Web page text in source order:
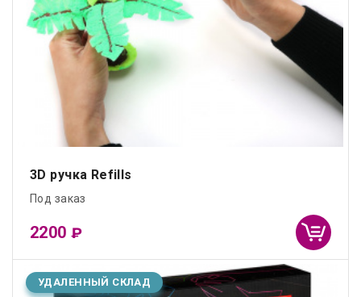
3D ручка Refills
Под заказ
2200₽
УДАЛЕННЫЙ СКЛАД